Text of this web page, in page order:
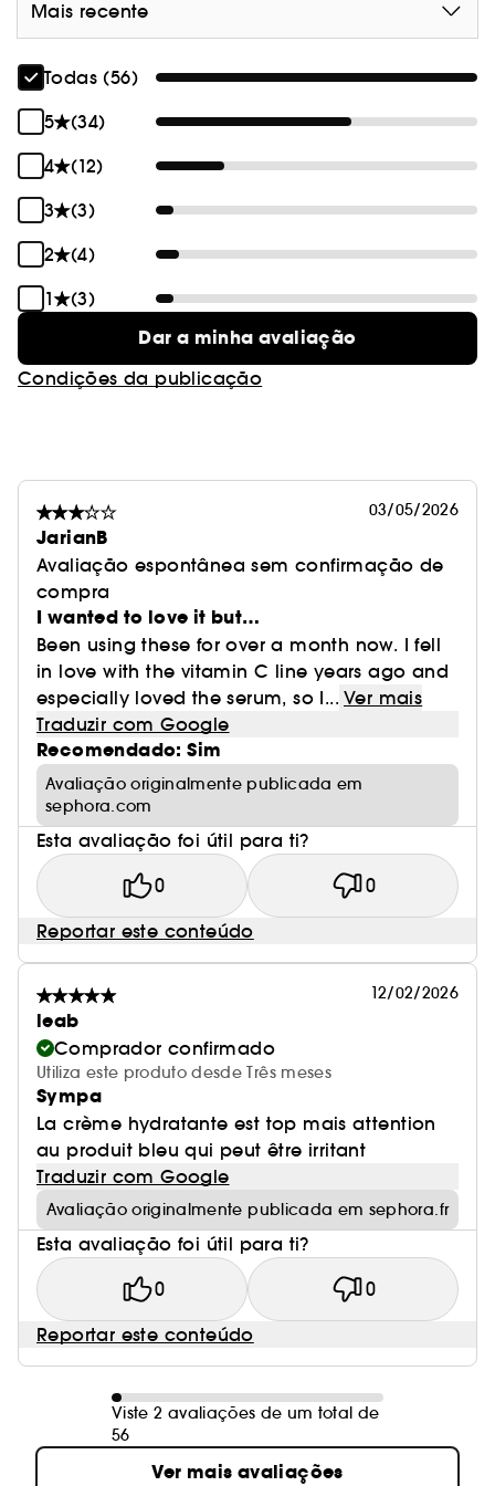
Sabe mais sobre Clean at Sephora
Vegan : Produtos fabricados com ingredientes de
origem natural.
Mais recente
Todas (56)
5
(34)
4
(12)
3
(3)
2
(4)
1
(3)
Dar a minha avaliação
Condições da publicação
03/05/2026
JarianB
Avaliação espontânea sem confirmação de
compra
I wanted to love it but…
Been using these for over a month now. I fell
in love with the vitamin C line years ago and
especially loved the serum, so I... Ver mais
Traduzir com Google
Recomendado: Sim
Avaliação originalmente publicada em
sephora.com
Esta avaliação foi útil para ti?
0 0
Reportar este conteúdo
12/02/2026
leab
Comprador confirmado
Utiliza este produto desde Três meses
Sympa
La crème hydratante est top mais attention
au produit bleu qui peut être irritant
Traduzir com Google
Avaliação originalmente publicada em sephora.fr
Esta avaliação foi útil para ti?
0 0
Reportar este conteúdo
Viste 2 avaliações de um total de
56
Ver mais avaliações